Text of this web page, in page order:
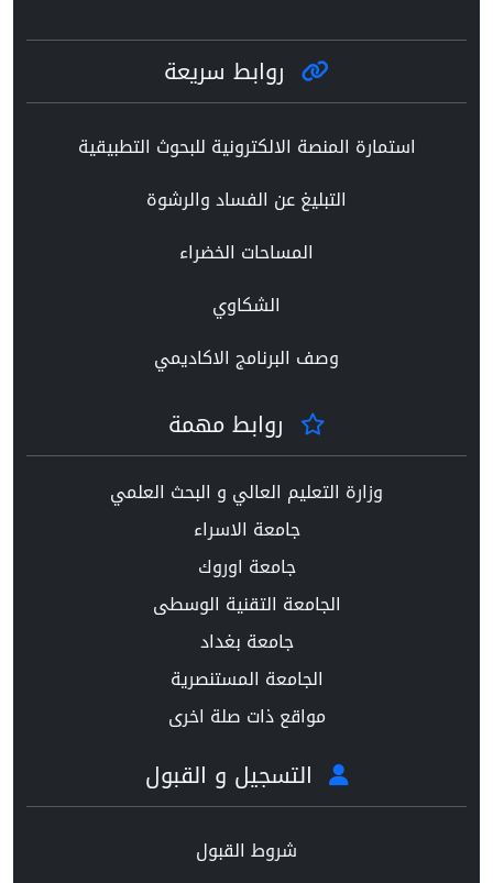
روابط سريعة
استمارة المنصة الالكترونية للبحوث التطبيقية
التبليغ عن الفساد والرشوة
المساحات الخضراء
الشكاوي
وصف البرنامج الاكاديمي
روابط مهمة
وزارة التعليم العالي و البحث العلمي
جامعة الاسراء
جامعة اوروك
الجامعة التقنية الوسطى
جامعة بغداد
الجامعة المستنصرية
مواقع ذات صلة اخرى
التسجيل و القبول
شروط القبول